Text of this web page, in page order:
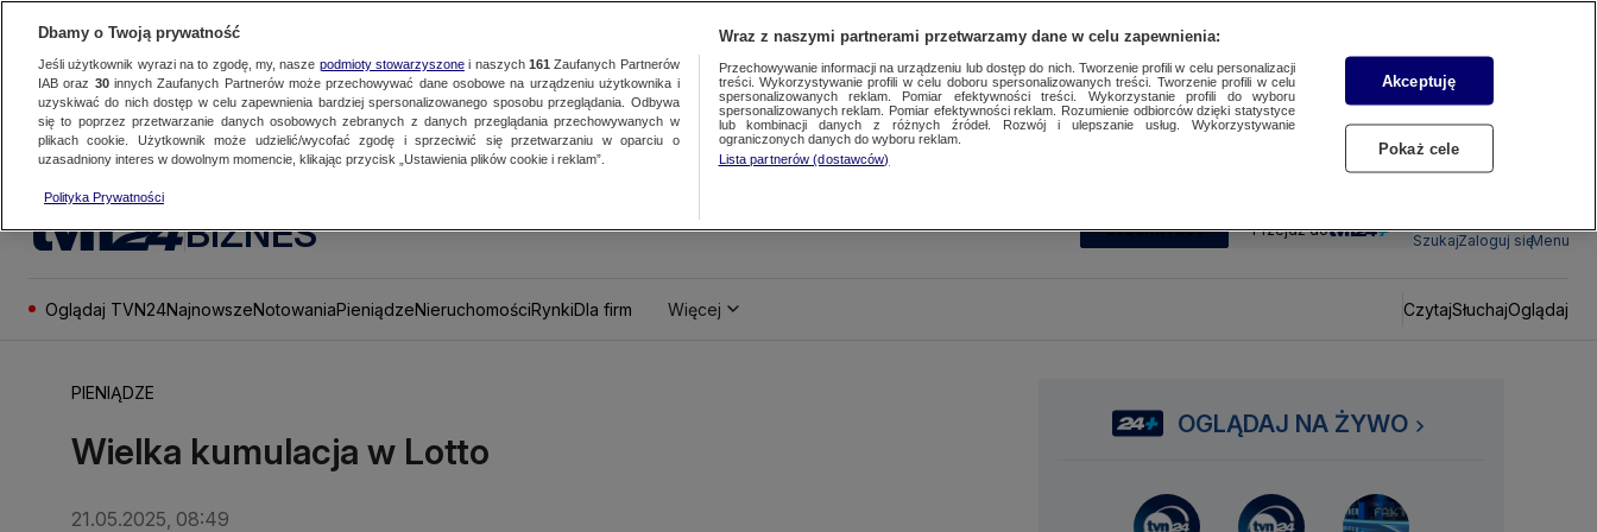
BIZNES SUBSKRYBUJ Przejdź do
SzukajZaloguj sięMenu
Oglądaj TVN24NajnowszeNotowaniaPieniądzeNieruchomościRynkiDla firm Więcej CzytajSłuchajOglądaj
PIENIĄDZE
Wielka kumulacja w Lotto
21.05.2025, 08:49
OGLĄDAJ NA ŻYWO
Dbamy o Twoją prywatność
Jeśli użytkownik wyrazi na to zgodę, my, nasze podmioty stowarzyszonei naszych 161 Zaufanych Partnerów
IAB oraz 30innych Zaufanych Partnerów może przechowywać dane osobowe na urządzeniu użytkownika i
uzyskiwać do nich dostęp w celu zapewnienia bardziej spersonalizowanego sposobu przeglądania. Odbywa
się to poprzez przetwarzanie danych osobowych zebranych z danych przeglądania przechowywanych w
plikach cookie. Użytkownik może udzielić/wycofać zgodę i sprzeciwić się przetwarzaniu w oparciu o
uzasadniony interes w dowolnym momencie, klikając przycisk „Ustawienia plików cookie i reklam”.
Polityka Prywatności
Wraz z naszymi partnerami przetwarzamy dane w celu zapewnienia:
Przechowywanie informacji na urządzeniu lub dostęp do nich. Tworzenie profili w celu personalizacji
treści. Wykorzystywanie profili w celu doboru spersonalizowanych treści. Tworzenie profili w celu
spersonalizowanych reklam. Pomiar efektywności treści. Wykorzystanie profili do wyboru
spersonalizowanych reklam. Pomiar efektywności reklam. Rozumienie odbiorców dzięki statystyce
lub kombinacji danych z różnych źródeł. Rozwój i ulepszanie usług. Wykorzystywanie
ograniczonych danych do wyboru reklam.
Lista partnerów (dostawców)
Akceptuję
Pokaż cele